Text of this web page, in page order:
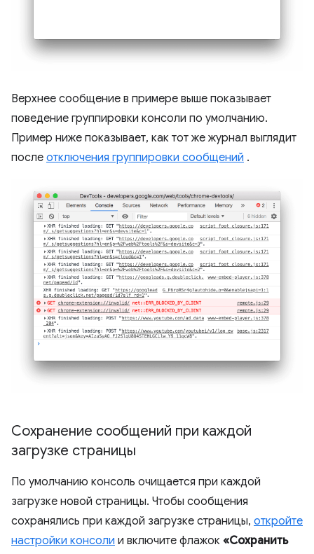
Верхнее сообщение в примере выше показывает
поведение группировки консоли по умолчанию.
Пример ниже показывает, как тот же журнал выглядит
после отключения группировки сообщений .
Сохранение сообщений при каждой
загрузке страницы
По умолчанию консоль очищается при каждой
загрузке новой страницы. Чтобы сообщения
сохранялись при каждой загрузке страницы, откройте
настройки консоли и включите флажок «Сохранить